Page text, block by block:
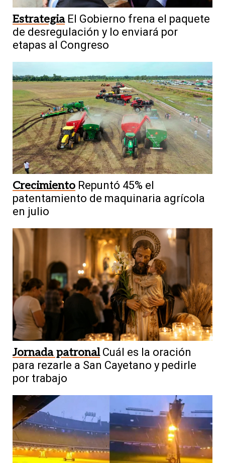
Estrategia El Gobierno frena el paquete
de desregulación y lo enviará por
etapas al Congreso
Crecimiento Repuntó 45% el
patentamiento de maquinaria agrícola
en julio
Jornada patronal Cuál es la oración
para rezarle a San Cayetano y pedirle
por trabajo